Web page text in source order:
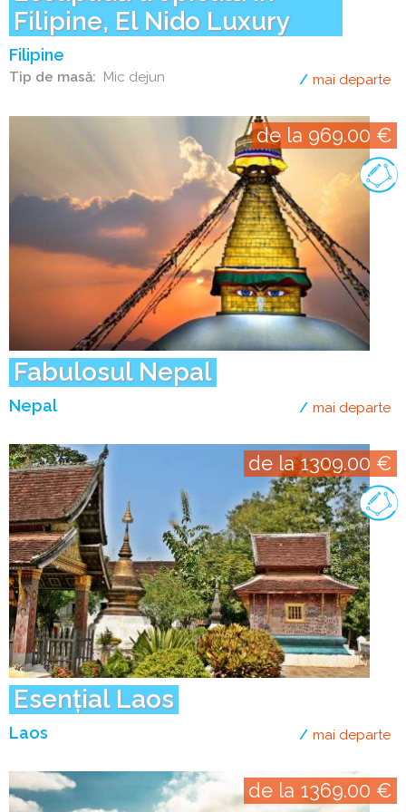
Filipine, El Nido Luxury
Filipine
Tip de masă Mic dejun mai departe
Fabulosul Nepal
Nepal
de la 969.00 €
mai departe
Esențial Laos
Laos
de la 1309.00 €
mai departe
de la 1369.00 €